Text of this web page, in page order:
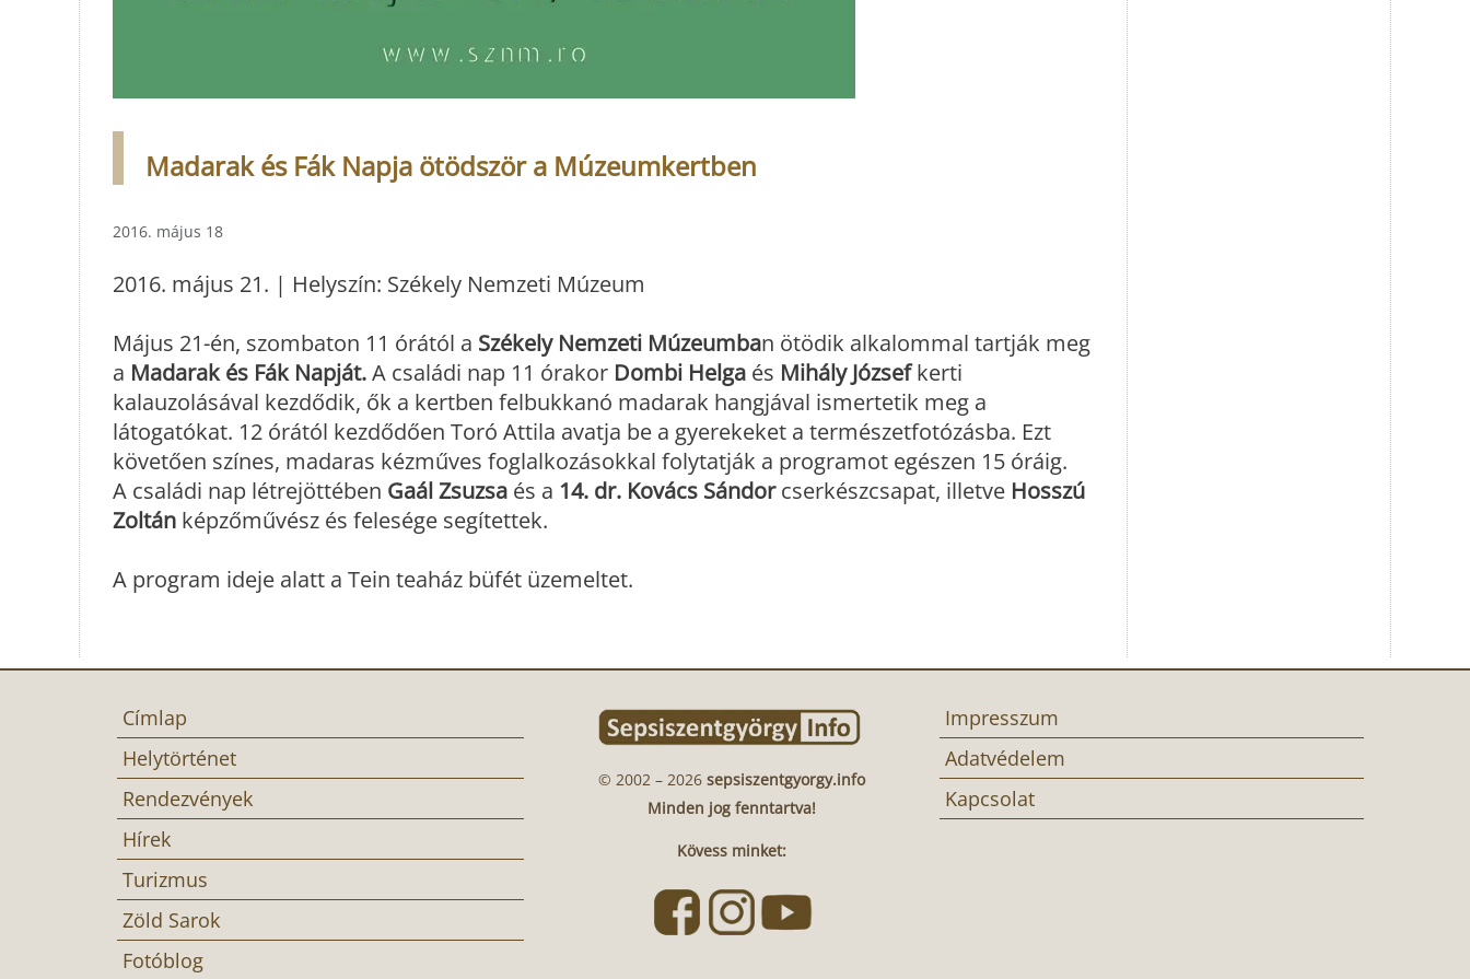
Madarak és Fák Napja ötödször a Múzeumkertben
2016. május 18
2016. május 21. | Helyszín: Székely Nemzeti Múzeum
Május 21-én, szombaton 11 órától a Székely Nemzeti Múzeumban ötödik alkalommal tartják meg
a Madarak és Fák Napját.A családi nap 11 órakor Dombi Helga és Mihály Józsefkerti
kalauzolásával kezdődik, ők a kertben felbukkanó madarak hangjával ismertetik meg a
látogatókat. 12 órától kezdődően Toró Attila avatja be a gyerekeket a természetfotózásba. Ezt
követően színes, madaras kézműves foglalkozásokkal folytatják a programot egészen 15 óráig.
A családi nap létrejöttében Gaál Zsuzsa és a 14. dr. Kovács Sándorcserkészcsapat, illetve Hosszú
Zoltán képzőművész és felesége segítettek.
A program ideje alatt a Tein teaház büfét üzemeltet.
Címlap
Helytörténet
Rendezvények
Hírek
Turizmus
Zöld Sarok
Fotóblog
© 2002 – 2026 sepsiszentgyorgy.info
Minden jog fenntartva!
Kövess minket:
Impresszum
Adatvédelem
Kapcsolat